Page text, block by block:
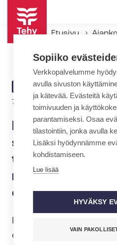
Hyppää
pääsisältöön
Etusivu
ARTIKKELIN
KATEGORIA
TIEDOTE
7.12.2018 | 11:15
Kunta-alan
sektorin
turvata, kun
rit muodostavat
osuuskunnan
Pohjoisen Suomen
ovat ensi vuonna
Sopiiko
Verkkopalvelumme
avulla sivuston
ja kätevää. Evästeitä
toimivuuden ja
parantamiseksi. Osaa
tilastointiin, jonka avulla
Lisäksi hyödynnämme
kohdistamiseen.
Lue lisää
HYVÄKSY
VAIN